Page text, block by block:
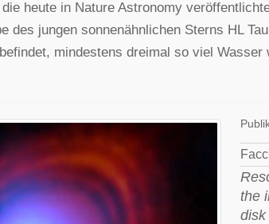
heute in Nature Astronomy
des jungen sonnenähnlichen Sterns HL
mindestens dreimal so viel Wasser
the
disk